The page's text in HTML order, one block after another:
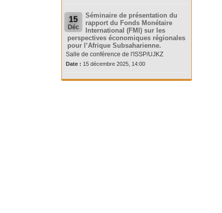
15
Déc
Séminaire de présentation du
rapport du Fonds Monétaire
International (FMI) sur les
perspectives économiques régionales
pour l’Afrique Subsaharienne.
Salle de conférence de l'ISSP/UJKZ
Date : 15 décembre 2025, 14:00